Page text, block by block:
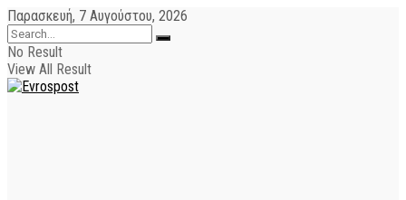
Παρασκευή, 7 Αυγούστου, 2026
No Result
View All Result